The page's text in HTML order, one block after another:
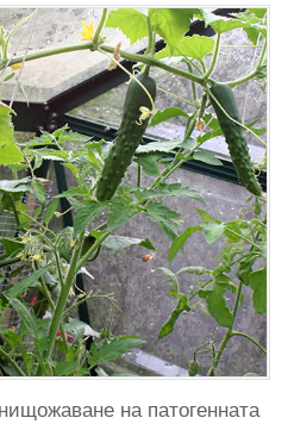
на патогенната